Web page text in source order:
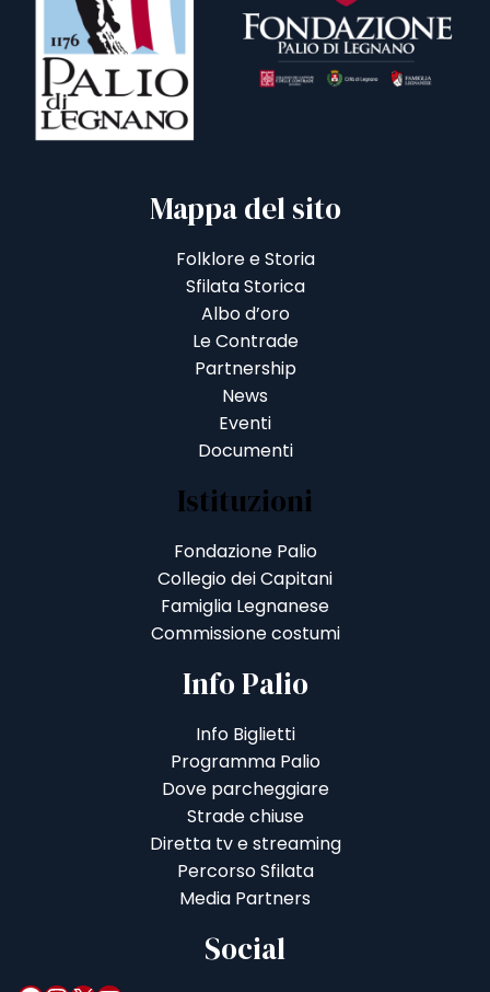
Mappa del sito
Folklore e Storia
Sfilata Storica
Albo d’oro
Le Contrade
Partnership
News
Eventi
Documenti
Istituzioni
Fondazione Palio
Collegio dei Capitani
Famiglia Legnanese
Commissione costumi
Info Palio
Info Biglietti
Programma Palio
Dove parcheggiare
Strade chiuse
Diretta tv e streaming
Percorso Sfilata
Media Partners
Social